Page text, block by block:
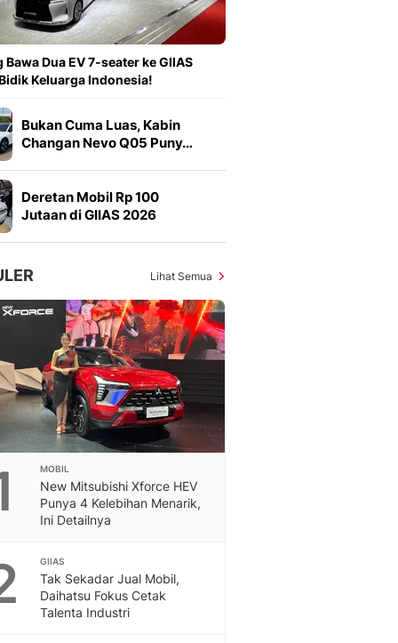
Dua EV 7-seater ke GIIAS
Keluarga Indonesia!
Bukan Cuma Luas, Kabin
Changan Nevo Q05 Puny…
Deretan Mobil Rp 100
Jutaan di GIIAS 2026
Lihat Semua
MOBIL
New Mitsubishi Xforce HEV
Punya 4 Kelebihan Menarik,
Ini Detailnya
GIIAS
Tak Sekadar Jual Mobil,
Daihatsu Fokus Cetak
Talenta Industri